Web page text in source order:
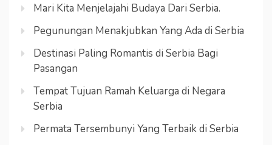
Mari Kita Menjelajahi Budaya Dari Serbia.
Pegunungan Menakjubkan Yang Ada di Serbia
Destinasi Paling Romantis di Serbia Bagi
Pasangan
Tempat Tujuan Ramah Keluarga di Negara
Serbia
Permata Tersembunyi Yang Terbaik di Serbia